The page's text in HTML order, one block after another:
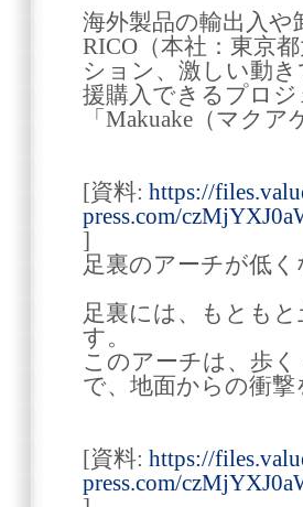
海外製品の輸出入
RICO（本社：東京
ション、激しい動
援購入できるプロ
「Makuake（マク
[資料: https://
press.com/
]
足裏のアーチが低
足裏には、もとも
す。
このアーチは、歩
で、地面からの衝
[資料: https://
press.com/